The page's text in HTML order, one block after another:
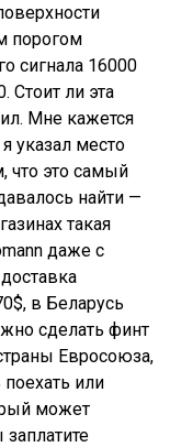
порогом
сигнала 16000
Стоит ли эта
Мне кажется
указал место
что это самый
найти —
такая
даже с
в Беларусь
сделать финт
Евросоюза,
или
может